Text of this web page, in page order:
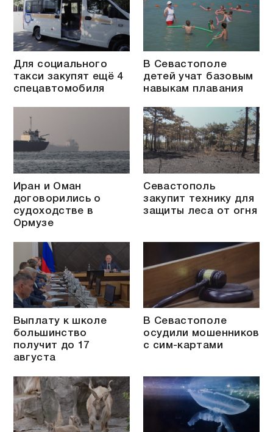
Для социального
такси закупят ещё 4
спецавтомобиля
В Севастополе
детей учат базовым
навыкам плавания
Иран и Оман
договорились о
судоходстве в
Ормузе
Севастополь
закупит технику для
защиты леса от огня
Выплату к школе
большинство
получит до 17
августа
В Севастополе
осудили мошенников
с сим-картами